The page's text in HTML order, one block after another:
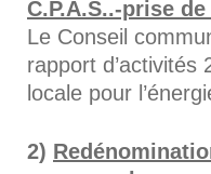
C.P.A.S..-prise
Le Conseil
rapport d’activités
locale pour